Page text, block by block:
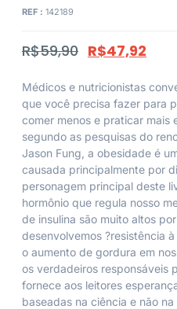
REF : 142189
R$59,90 R$47,92
Médicos e nutricionistas
que você precisa fazer para
comer menos e praticar mais
segundo as pesquisas do
Jason Fung, a obesidade é
causada principalmente por
personagem principal deste
hormônio que regula nosso
de insulina são muito altos
desenvolvemos ?resistência
o aumento de gordura em
os verdadeiros responsáveis
fornece aos leitores
baseadas na ciência e não